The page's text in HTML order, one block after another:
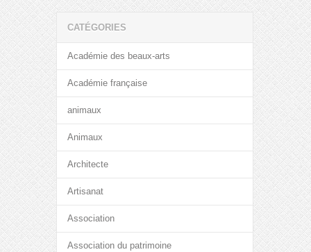
CATÉGORIES
Académie des beaux-arts
Académie française
animaux
Animaux
Architecte
Artisanat
Association
Association du patrimoine